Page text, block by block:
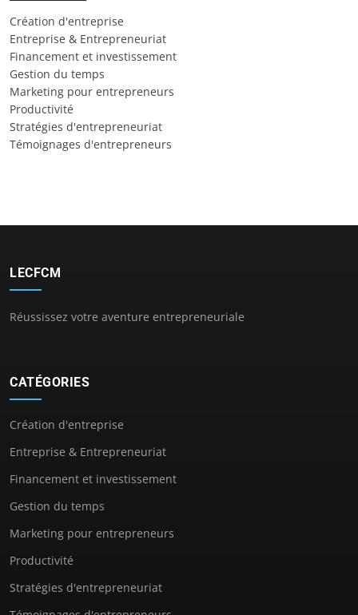
Création d'entreprise
Entreprise & Entrepreneuriat
Financement et investissement
Gestion du temps
Marketing pour entrepreneurs
Productivité
Stratégies d'entrepreneuriat
Témoignages d'entrepreneurs
LECFCM
Réussissez votre aventure entrepreneuriale
CATÉGORIES
Création d'entreprise
Entreprise & Entrepreneuriat
Financement et investissement
Gestion du temps
Marketing pour entrepreneurs
Productivité
Stratégies d'entrepreneuriat